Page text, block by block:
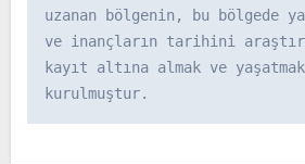
uzanan bölgenin, bu bölgede
ve inançların tarihini
kayıt altına almak ve
kurulmuştur.